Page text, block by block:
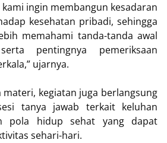
ingin membangun kesadaran
kesehatan pribadi, sehingga
memahami tanda-tanda awal
pentingnya pemeriksaan
ujarnya.
materi, kegiatan juga berlangsung
tanya jawab terkait keluhan
pola hidup sehat yang dapat
sehari-hari.